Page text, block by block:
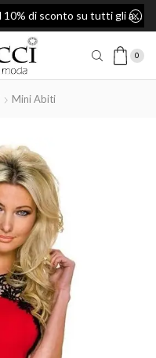
Gratis per ordini superiori a
0
Mini Abiti